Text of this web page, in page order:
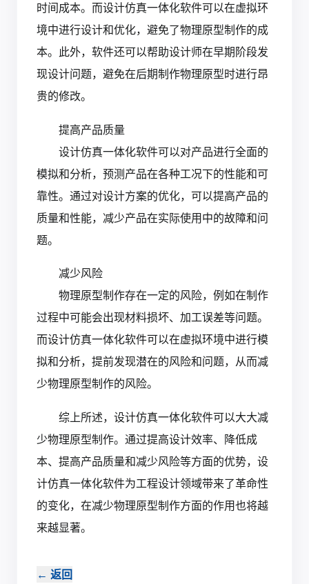
时间成本。而设计仿真一体化软件可以在虚拟环
境中进行设计和优化，避免了物理原型制作的成
本。此外，软件还可以帮助设计师在早期阶段发
现设计问题，避免在后期制作物理原型时进行昂
贵的修改。
提高产品质量
设计仿真一体化软件可以对产品进行全面的
模拟和分析，预测产品在各种工况下的性能和可
靠性。通过对设计方案的优化，可以提高产品的
质量和性能，减少产品在实际使用中的故障和问
题。
减少风险
物理原型制作存在一定的风险，例如在制作
过程中可能会出现材料损坏、加工误差等问题。
而设计仿真一体化软件可以在虚拟环境中进行模
拟和分析，提前发现潜在的风险和问题，从而减
少物理原型制作的风险。
综上所述，设计仿真一体化软件可以大大减
少物理原型制作。通过提高设计效率、降低成
本、提高产品质量和减少风险等方面的优势，设
计仿真一体化软件为工程设计领域带来了革命性
的变化，在减少物理原型制作方面的作用也将越
来越显著。‍
← 返回